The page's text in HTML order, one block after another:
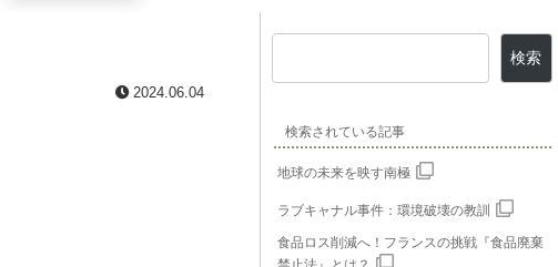
2024.06.04
検索
検索されている記事
地球の未来を映す南極
ラブキャナル事件：環境破壊の教訓
食品ロス削減へ！フランスの挑戦『食品廃棄